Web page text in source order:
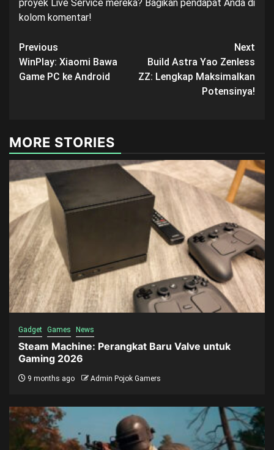
proyek Live Service mereka? Bagikan pendapat Anda di
kolom komentar!
Post
navigation
Previous
WinPlay: Xiaomi Bawa
Game PC ke Android
Next
Build Astra Yao Zenless
ZZ: Lengkap Maksimalkan
Potensinya!
MORE STORIES
Gadget Games News
Steam Machine: Perangkat Baru Valve untuk
Gaming 2026
9 months ago Admin Pojok Gamers